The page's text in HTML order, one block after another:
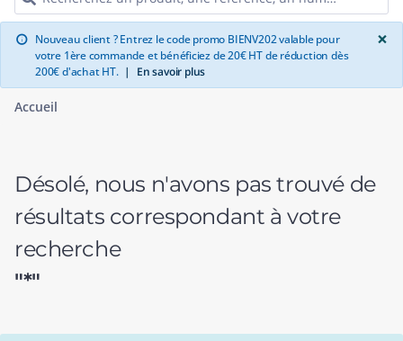
info Nouveau client ? Entrez le code promo BIENV202 valable pour
votre 1ère commande et bénéficiez de 20€ HT de réduction dès
200€ d'achat HT. | En savoir plus
×
Accueil
Désolé, nous n'avons pas trouvé de
résultats correspondant à votre
recherche
"*"